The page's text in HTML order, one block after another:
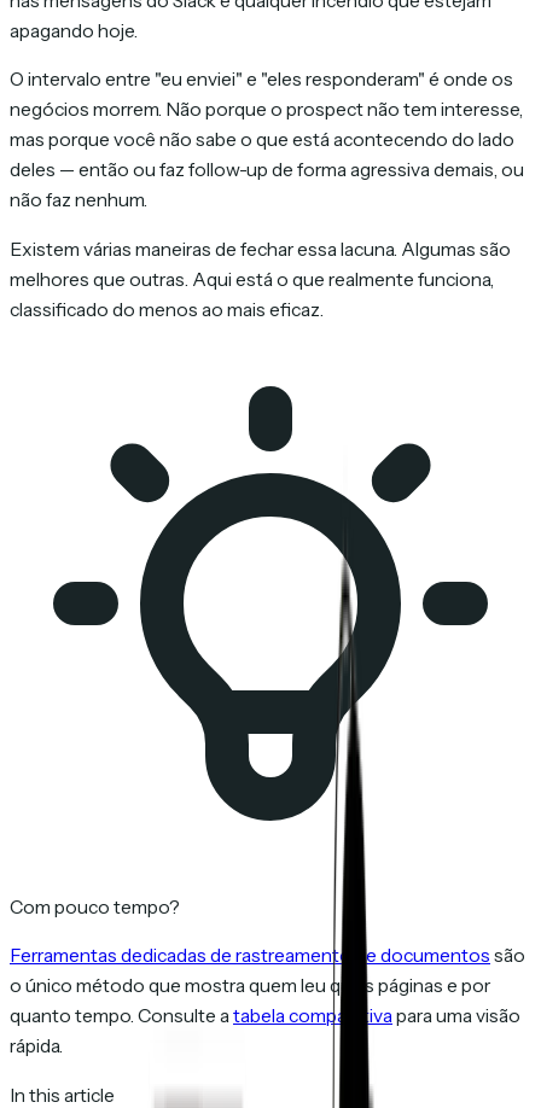
apagando hoje.
O intervalo entre "eu enviei" e "eles responderam" é onde os
negócios morrem. Não porque o prospect não tem interesse,
mas porque você não sabe o que está acontecendo do lado
deles — então ou faz follow-up de forma agressiva demais, ou
não faz nenhum.
Existem várias maneiras de fechar essa lacuna. Algumas são
melhores que outras. Aqui está o que realmente funciona,
classificado do menos ao mais eficaz.
Com pouco tempo?
Ferramentas dedicadas de rastreamento de documentos são
o único método que mostra quem leu quais páginas e por
quanto tempo. Consulte atabela comparativapara uma visão
rápida.
In this article